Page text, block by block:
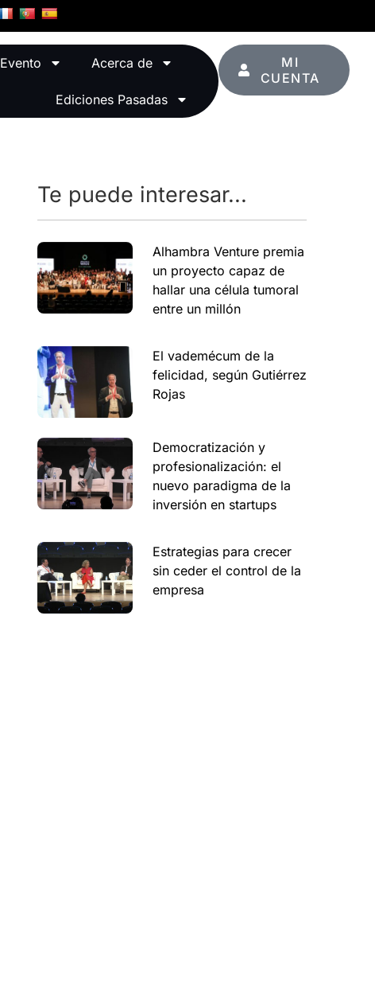
Evento Acerca de
Ediciones Pasadas
MI
CUENTA
Te puede interesar...
Alhambra Venture premia
un proyecto capaz de
hallar una célula tumoral
entre un millón
El vademécum de la
felicidad, según Gutiérrez
Rojas
Democratización y
profesionalización: el
nuevo paradigma de la
inversión en startups
Estrategias para crecer
sin ceder el control de la
empresa